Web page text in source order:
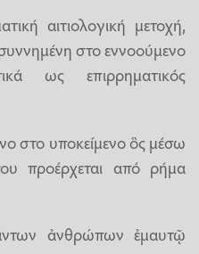
αιτιολογική μετοχή,
συννημένη στο εννοούμενο
ως επιρρηματικός
στο υποκείμενο ὃς μέσω
προέρχεται από ρήμα
ἀνθρώπων ἐμαυτῷ